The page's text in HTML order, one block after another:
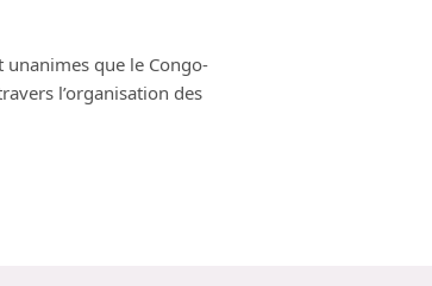
que le Congo-
l’organisation des